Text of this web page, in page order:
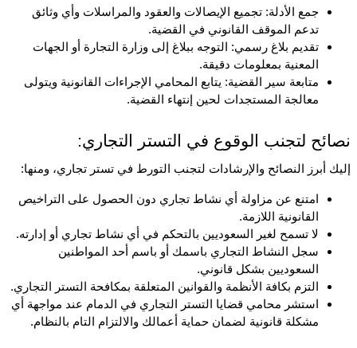
تدعم الموقف القانوني في القضية.
المعنية بمعلومات دقيقة.
معالجة المستجدات لحين إنتهاء القضية.
نصائح لتجنب الوقوع في التستر التجاري:
إليك أبرز النصائح والإرشادات لتجنب التورط في تستر تجاري، ومنها:
القانونية اللازمة.
لا تسمح لغير السعوديين بالتحكم في أي نشاط تجاري أو إدارته.
السعوديين بشكل قانوني.
التزم بكافة الأنظمة والقوانين المتعلقة بمكافحة التستر التجاري.
مشكلة قانونية لضمان حماية أعمالك والالتزام التام بالنظام.